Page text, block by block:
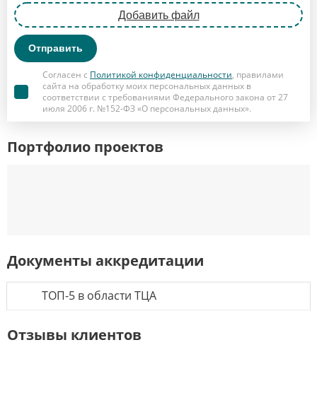
Добавить файл
Отправить
Согласен с Политикой конфиденциальности, правилами
сайта на обработку моих персональных данных в
соответствии с требованиями Федерального закона от 27
июля 2006 г. №152-ФЗ «О персональных данных».
Портфолио проектов
Документы аккредитации
ТОП-5 в области ТЦА
Отзывы клиентов